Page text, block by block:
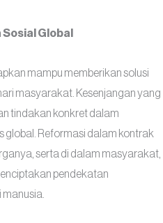
Global
mampu memberikan solusi
masyarakat. Kesenjangan yang
tindakan konkret dalam
global. Reformasi dalam kontrak
serta di dalam masyarakat,
pendekatan